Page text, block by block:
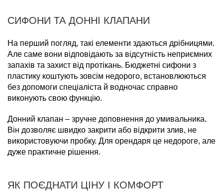
СИФОНИ ТА ДОННІ КЛАПАНИ
На перший погляд, такі елементи здаються дрібницями.
Але саме вони відповідають за відсутність неприємних
запахів та захист від протікань. Бюджетні сифони з
пластику коштують зовсім недорого, встановлюються
без допомоги спеціаліста й водночас справно
виконують свою функцію.
Донний клапан – зручне доповнення до умивальника.
Він дозволяє швидко закрити або відкрити злив, не
використовуючи пробку. Для орендаря це недороге, але
дуже практичне рішення.
ЯК ПОЄДНАТИ ЦІНУ І КОМФОРТ